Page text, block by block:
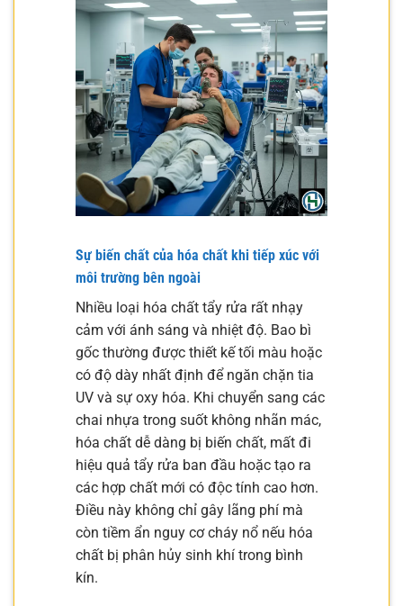
Sự biến chất của hóa chất khi tiếp xúc với
môi trường bên ngoài
Nhiều loại hóa chất tẩy rửa rất nhạy
cảm với ánh sáng và nhiệt độ. Bao bì
gốc thường được thiết kế tối màu hoặc
có độ dày nhất định để ngăn chặn tia
UV và sự oxy hóa. Khi chuyển sang các
chai nhựa trong suốt không nhãn mác,
hóa chất dễ dàng bị biến chất, mất đi
hiệu quả tẩy rửa ban đầu hoặc tạo ra
các hợp chất mới có độc tính cao hơn.
Điều này không chỉ gây lãng phí mà
còn tiềm ẩn nguy cơ cháy nổ nếu hóa
chất bị phân hủy sinh khí trong bình
kín.